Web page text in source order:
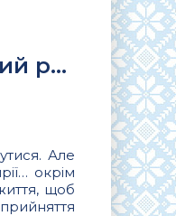
Але
окрім
щоб